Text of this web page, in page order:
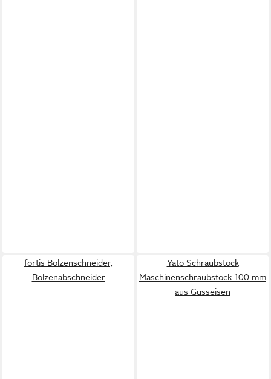
fortis Bolzenschneider,
Bolzenabschneider
Yato Schraubstock
Maschinenschraubstock 100 mm
aus Gusseisen